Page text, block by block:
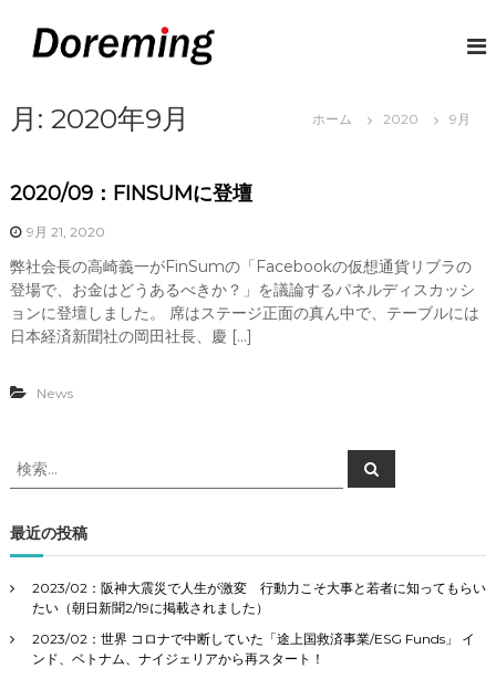
へ
ッ
n
P
給
う
概
念
に
革
月: 2020年9月 ホーム 2020 9月
2020/09：FINSUMに登壇
9月 21, 2020
弊社会長の高崎義一がFinSumの「Facebookの仮想通貨リブラの
登場で、お金はどうあるべきか？」を議論するパネルディスカッシ
ョンに登壇しました。 席はステージ正面の真ん中で、テーブルには
日本経済新聞社の岡田社長、慶 […]
News
検
索
象
:
検
索
最近の投稿
2023/02：阪神大震災で人生が激変 行動力こそ大事と若者に知ってもらい
たい（朝日新聞2/19に掲載されました）
2023/02：世界 コロナで中断していた「途上国救済事業/ESG Funds」 イ
ンド、ベトナム、ナイジェリアから再スタート！